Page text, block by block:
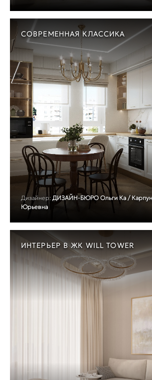
СОВРЕМЕННАЯ КЛАССИКА
Дизайнер: ДИЗАЙН-БЮРО Ольги Ка /
Юрьевна
ИНТЕРЬЕР В ЖК WILL TOWER